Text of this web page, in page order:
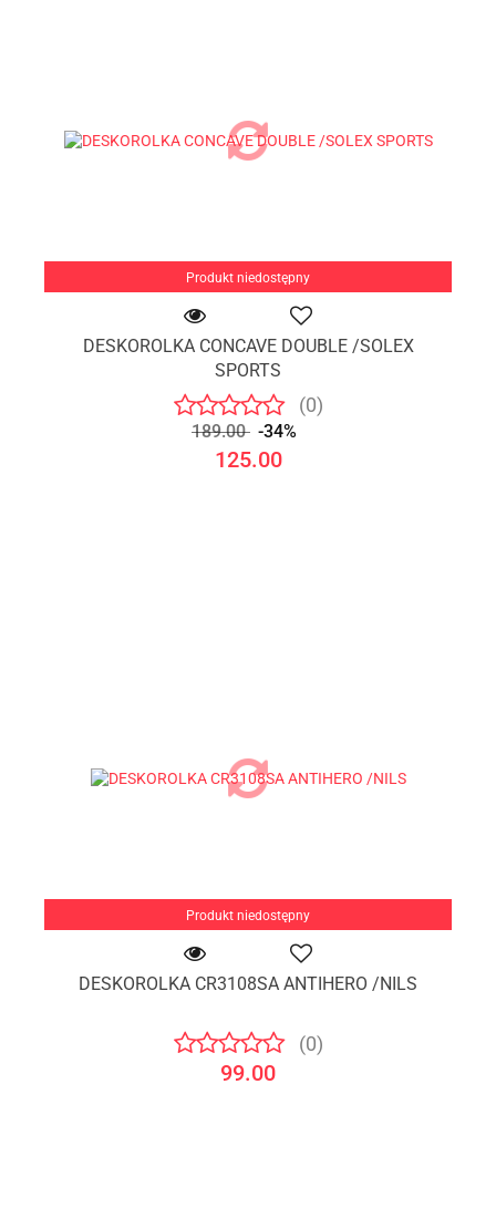
Produkt niedostępny
DESKOROLKA CONCAVE DOUBLE /SOLEX
SPORTS
(0)
189.00 -34%
125.00
Produkt niedostępny
DESKOROLKA CR3108SA ANTIHERO /NILS
(0)
99.00